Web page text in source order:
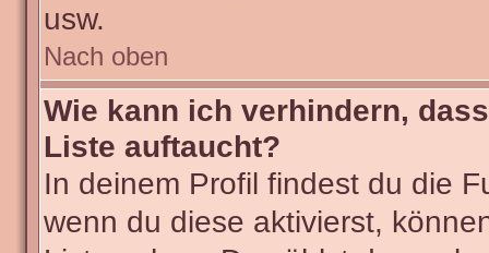
usw.
Nach oben
Wie kann ich verhindern,
Liste auftaucht?
In deinem Profil findest du die
wenn du diese aktivierst,